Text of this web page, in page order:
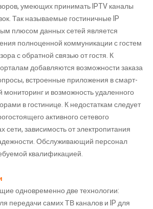
умеющих принимать IPTV каналы
Так называемые гостиничные IP
плюсом данных сетей является
полноценной коммуникации с гостем
с обратной связью от гостя. К
добавляются возможности заказа
встроенные приложения в смарт-
мониторинг и возможность удаленного
в гостинице. К недостаткам следует
активного сетевого
сети, зависимость от электропитания
Обслуживающий персонал
квалификацией.
одновременно две технологии:
передачи самих ТВ каналов и IP для